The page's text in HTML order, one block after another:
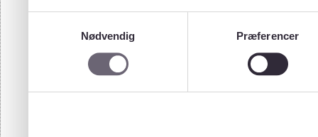
Nødvendig
Præferencer